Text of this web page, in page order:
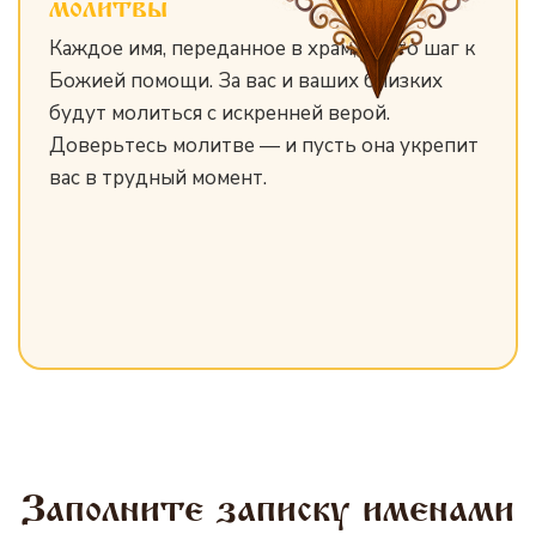
молитвы
Каждое имя, переданное в храм, — это шаг к
Божией помощи. За вас и ваших близких
будут молиться с искренней верой.
Доверьтесь молитве — и пусть она укрепит
вас в трудный момент.
Заполните записку именами